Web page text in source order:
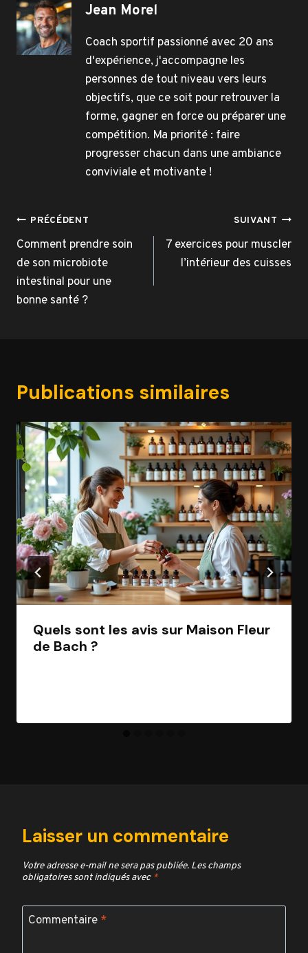
Jean Morel
Coach sportif passionné avec 20 ans
d'expérience, j'accompagne les
personnes de tout niveau vers leurs
objectifs, que ce soit pour retrouver la
forme, gagner en force ou préparer une
compétition. Ma priorité : faire
progresser chacun dans une ambiance
conviviale et motivante !
Navigation
de
l’article
PRÉCÉDENT
Comment prendre soin
de son microbiote
intestinal pour une
bonne santé ?
SUIVANT
7 exercices pour muscler
l’intérieur des cuisses
Publications similaires
Quels sont les avis sur Maison Fleur
de Bach ?
Laisser un commentaire
Votre adresse e-mail ne sera pas publiée. Les champs
obligatoires sont indiqués avec *
Commentaire *